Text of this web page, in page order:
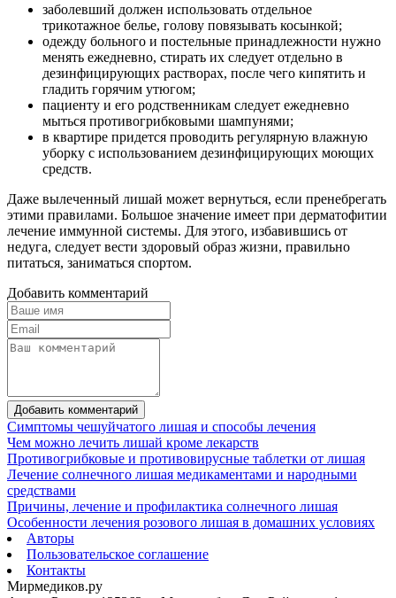
заболевший должен использовать отдельное
трикотажное белье, голову повязывать косынкой;
одежду больного и постельные принадлежности нужно
менять ежедневно, стирать их следует отдельно в
дезинфицирующих растворах, после чего кипятить и
гладить горячим утюгом;
пациенту и его родственникам следует ежедневно
мыться противогрибковыми шампунями;
в квартире придется проводить регулярную влажную
уборку с использованием дезинфицирующих моющих
средств.
Даже вылеченный лишай может вернуться, если пренебрегать
этими правилами. Большое значение имеет при дерматофитии
лечение иммунной системы. Для этого, избавившись от
недуга, следует вести здоровый образ жизни, правильно
питаться, заниматься спортом.
Добавить комментарий
Добавить комментарий
Симптомы чешуйчатого лишая и способы лечения
Чем можно лечить лишай кроме лекарств
Противогрибковые и противовирусные таблетки от лишая
Лечение солнечного лишая медикаментами и народными
средствами
Причины, лечение и профилактика солнечного лишая
Особенности лечения розового лишая в домашних условиях
Авторы
Пользовательское соглашение
Контакты
Мирмедиков.ру